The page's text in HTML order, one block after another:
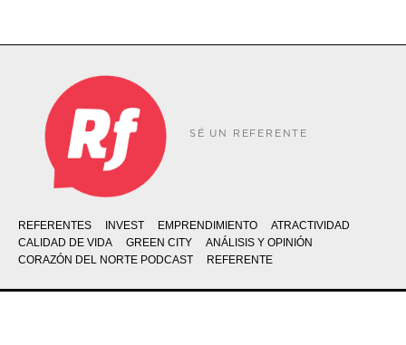
SÉ UN REFERENTE
REFERENTES INVEST EMPRENDIMIENTO
ATRACTIVIDAD
CALIDAD DE VIDA
GREEN CITY
ANÁLISIS Y OPINIÓN
CORAZÓN DEL NORTE PODCAST
REFERENTE